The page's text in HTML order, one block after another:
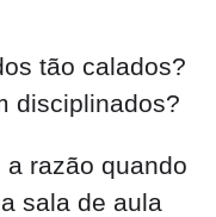
tão calados?
disciplinados?
razão quando
sala de aula